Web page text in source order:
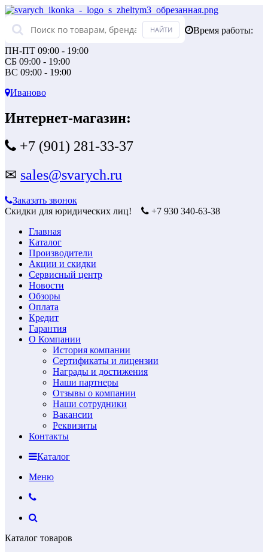
Время работы:
ПН-ПТ 09:00 - 19:00
СБ 09:00 - 19:00
ВС 09:00 - 19:00
Иваново
Интернет-магазин:
+7 (901) 281-33-37
✉ sales@svarych.ru
Заказать звонок
Скидки для юридических лиц!
+7 930 340-63-38
Главная
Каталог
Производители
Акции и скидки
Сервисный центр
Новости
Обзоры
Оплата
Кредит
Гарантия
О Компании
История компании
Сертификаты и лицензии
Награды и достижения
Наши партнеры
Отзывы о компании
Наши сотрудники
Вакансии
Реквизиты
Контакты
Каталог
Меню
Каталог товаров